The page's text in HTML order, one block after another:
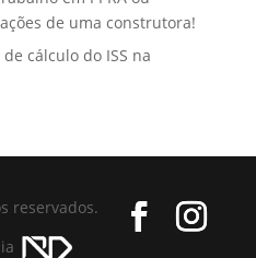
de uma construtora!
cálculo do ISS na
reservados.